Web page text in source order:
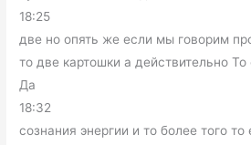
18:25
две но опять же если мы говорим
то две картошки а действительно То
Да
18:32
сознания энергии и то более того то